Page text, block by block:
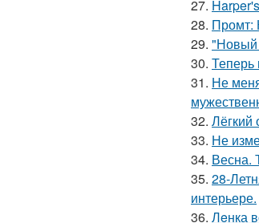
27.
28. Промт:
29. "Новый
30. Теперь
31. Не
32. Лёгкий
33. Не
34. Весна.
35. 28-
интерьере.
36. Лeнка